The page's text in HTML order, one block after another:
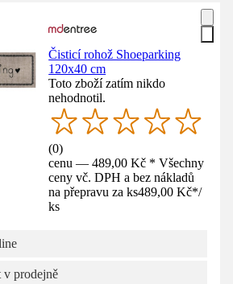
Čisticí rohož Shoeparking
120x40 cm
Toto zboží zatím nikdo
nehodnotil.
(0)
cenu — 489,00 Kč * Všechny
ceny vč. DPH a bez nákladů
na přepravu za ks489,00 Kč*/
ks
v prodejně